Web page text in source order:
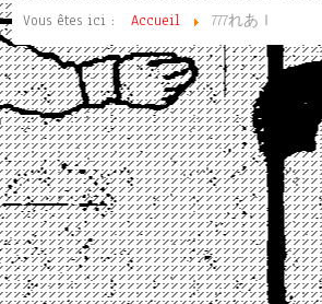
Vous êtes ici : Accueil 777れあｌ